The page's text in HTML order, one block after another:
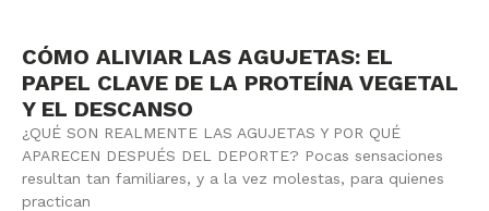
CÓMO ALIVIAR LAS AGUJETAS: EL
PAPEL CLAVE DE LA PROTEÍNA VEGETAL
Y EL DESCANSO
¿QUÉ SON REALMENTE LAS AGUJETAS Y POR QUÉ
APARECEN DESPUÉS DEL DEPORTE? Pocas sensaciones
resultan tan familiares, y a la vez molestas, para quienes
practican